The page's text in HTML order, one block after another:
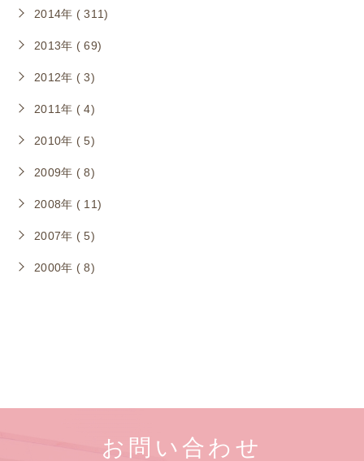
2014年 ( 311)
2013年 ( 69)
2012年 ( 3)
2011年 ( 4)
2010年 ( 5)
2009年 ( 8)
2008年 ( 11)
2007年 ( 5)
2000年 ( 8)
お問い合わせ